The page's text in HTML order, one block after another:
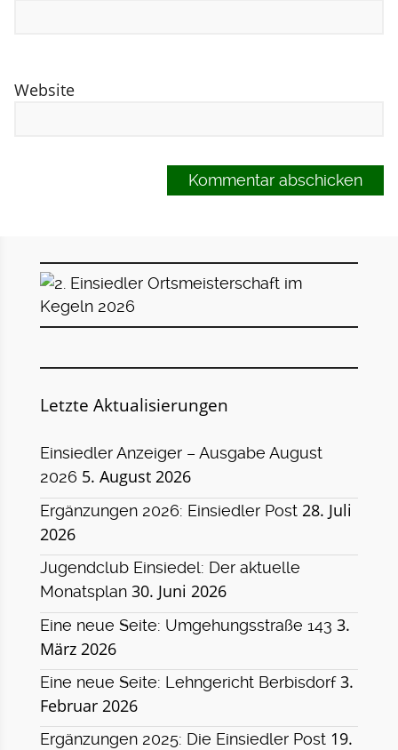
Website
Letzte Aktualisierungen
Einsiedler Anzeiger – Ausgabe August
2026 5. August 2026
Ergänzungen 2026: Einsiedler Post 28. Juli
2026
Jugendclub Einsiedel: Der aktuelle
Monatsplan 30. Juni 2026
Eine neue Seite: Umgehungsstraße 143 3.
März 2026
Eine neue Seite: Lehngericht Berbisdorf 3.
Februar 2026
Ergänzungen 2025: Die Einsiedler Post 19.